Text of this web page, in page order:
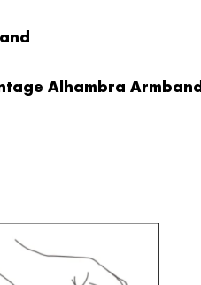
Alhambra Armband